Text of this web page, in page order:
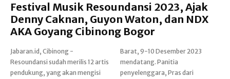
Festival Musik Resoundansi 2023, Ajak
Denny Caknan, Guyon Waton, dan NDX
AKA Goyang Cibinong Bogor
Jabaran.id, Cibinong -
Resoundansi sudah merilis 12 artis
pendukung, yang akan mengisi
Barat, 9-10 Desember 2023
mendatang. Panitia
penyelenggara, Pras dari